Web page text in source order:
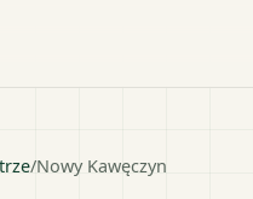
/Nowy Kawęczyn